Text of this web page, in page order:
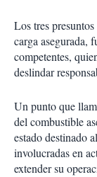
Los tres
carga asegurada,
competentes,
deslindar
Un punto que
del combustible
estado destinado
involucradas en
extender su